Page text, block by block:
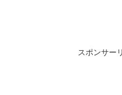
スポンサー